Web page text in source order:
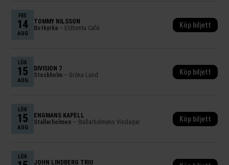
FRE
14
AUG
TOMMY NILSSON
Botkyrka – Eldtomta Café Köp biljett
LÖR
15
AUG
DIVISION 7
Stockholm – Gröna Lund Köp biljett
LÖR
15
AUG
ENGMANS KAPELL
Stallarholmen – Stallarholmens Visdagar Köp biljett
LÖR
JOHN LINDBERG TRIO